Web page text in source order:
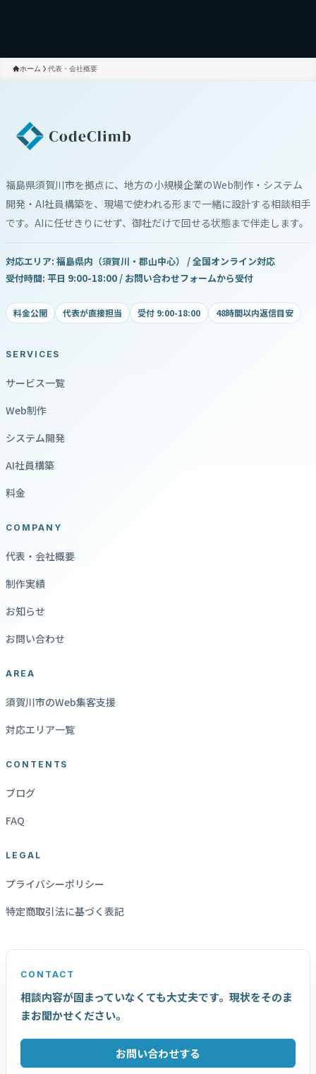
ホーム 代表・会社概要
福島県須賀川市を拠点に、地方の小規模企業のWeb制作・システム
開発・AI社員構築を、現場で使われる形まで一緒に設計する相談相手
です。AIに任せきりにせず、御社だけで回せる状態まで伴走します。
対応エリア: 福島県内（須賀川・郡山中心） / 全国オンライン対応
受付時間: 平日 9:00-18:00 / お問い合わせフォームから受付
料金公開 代表が直接担当 受付 9:00-18:00 48時間以内返信目安
SERVICES
サービス一覧
Web制作
システム開発
AI社員構築
料金
COMPANY
代表・会社概要
制作実績
お知らせ
お問い合わせ
AREA
須賀川市のWeb集客支援
対応エリア一覧
CONTENTS
ブログ
FAQ
LEGAL
プライバシーポリシー
特定商取引法に基づく表記
CONTACT
相談内容が固まっていなくても大丈夫です。現状をそのま
まお聞かせください。
お問い合わせする